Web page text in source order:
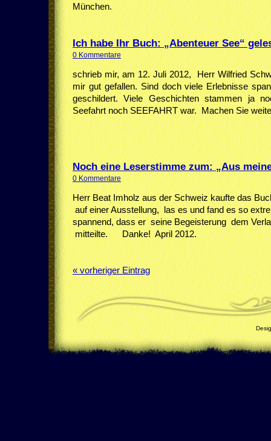
München.
Ich habe Ihr Buch: „Abenteuer See“
0 Kommentare
schrieb mir, am 12. Juli 2012, Herr Wilfried
mir gut gefallen. Sind doch viele Erlebnisse
geschildert. Viele Geschichten stammen ja
Seefahrt noch SEEFAHRT war. Machen Sie
Noch eine Leserstimme zum: „Aus
0 Kommentare
Herr Beat Imholz aus der Schweiz kaufte das
auf einer Ausstellung, las es und fand es so
spannend, dass er seine Begeisterung dem
mitteilte. Danke! April 2012.
« vorheriger Eintrag